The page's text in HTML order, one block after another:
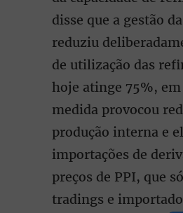
disse que a gestão
reduziu
de utilização das
hoje atinge 75%,
medida provocou
produção interna e
importações de
preços de PPI, que
tradings e